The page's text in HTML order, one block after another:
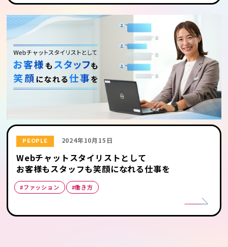
PEOPLE 2024年10月15日
Webチャットスタイリストとして
お客様もスタッフも笑顔になれる仕事を
#ファッション #働き方